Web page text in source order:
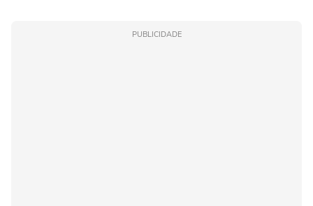
PUBLICIDADE